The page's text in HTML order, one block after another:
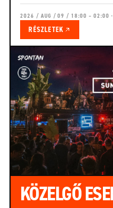
2026 / AUG / 09 / 18:00 – 02:00 ·
RÉSZLETEK
KÖZELGŐ